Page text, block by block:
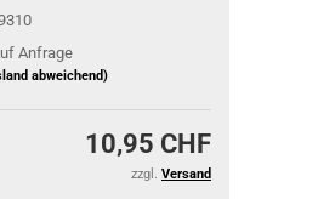
Anfrage
abweichend)
10,95 CHF
zzgl. Versand